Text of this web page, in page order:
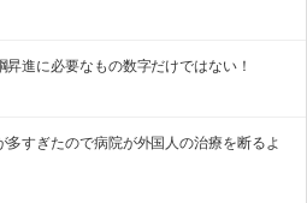
昇進に必要なもの数字だけではない！
多すぎたので病院が外国人の治療を断るよ